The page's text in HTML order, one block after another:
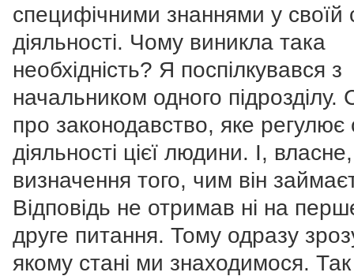
специфічними знаннями у своїй
діяльності. Чому виникла така
необхідність? Я поспілкувався з
начальником одного підрозділу.
про законодавство, яке
діяльності цієї людини. І, власне,
визначення того, чим він
Відповідь не отримав ні на
друге питання. Тому одразу
якому стані ми знаходимося.